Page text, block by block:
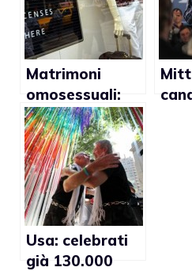
Matrimoni
omosessuali:
sposate a New
York 2.376
coppie
Mitt
Usa: celebrati
già 130.000